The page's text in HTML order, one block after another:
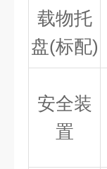
载物托
盘(标配)
安全装
置